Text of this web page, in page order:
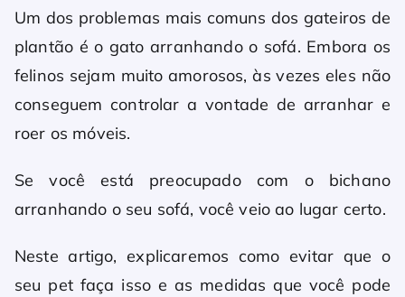
Um dos problemas mais comuns dos gateiros de
plantão é o gato arranhando o sofá. Embora os
felinos sejam muito amorosos, às vezes eles não
conseguem controlar a vontade de arranhar e
roer os móveis.
Se você está preocupado com o bichano
arranhando o seu sofá, você veio ao lugar certo.
Neste artigo, explicaremos como evitar que o
seu pet faça isso e as medidas que você pode